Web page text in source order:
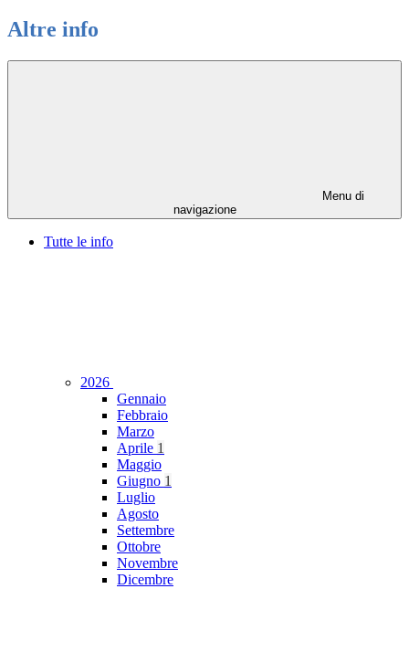
Altre info
Menu di
navigazione
Tutte le info
2026
Gennaio
Febbraio
Marzo
Aprile 1
Maggio
Giugno 1
Luglio
Agosto
Settembre
Ottobre
Novembre
Dicembre